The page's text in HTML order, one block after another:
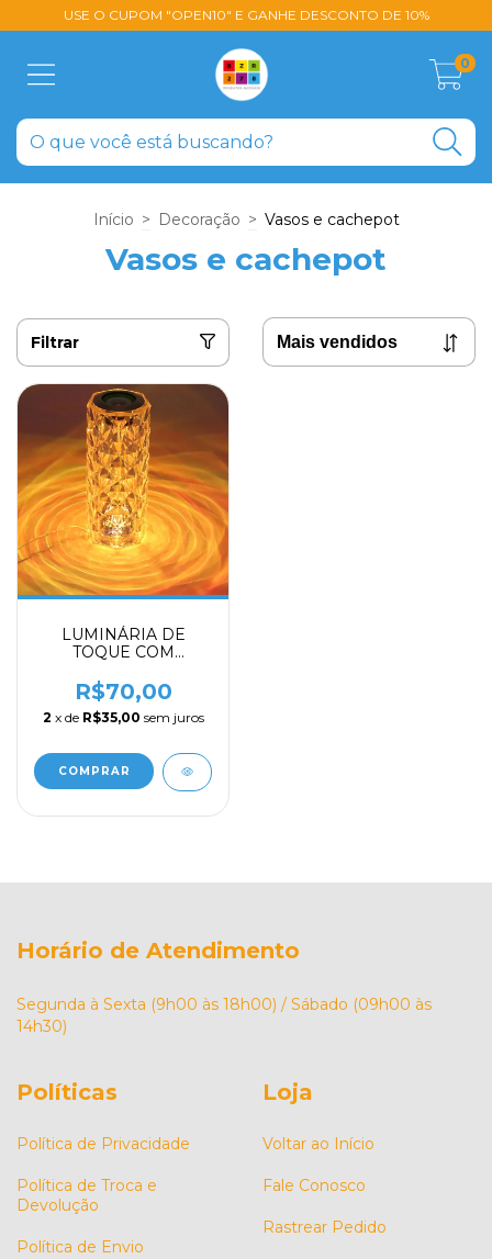
USE O CUPOM "OPEN10" E GANHE DESCONTO DE 10%
0
Início > Decoração > Vasos e cachepot
Vasos e cachepot
Filtrar
LUMINÁRIA DE
TOQUE COM
R$70,00
2 x de R$35,00 sem juros
Horário de Atendimento
Segunda à Sexta (9h00 às 18h00) / Sábado (09h00 às
14h30)
Políticas
Política de Privacidade
Política de Troca e
Devolução
Política de Envio
Loja
Voltar ao Início
Fale Conosco
Rastrear Pedido